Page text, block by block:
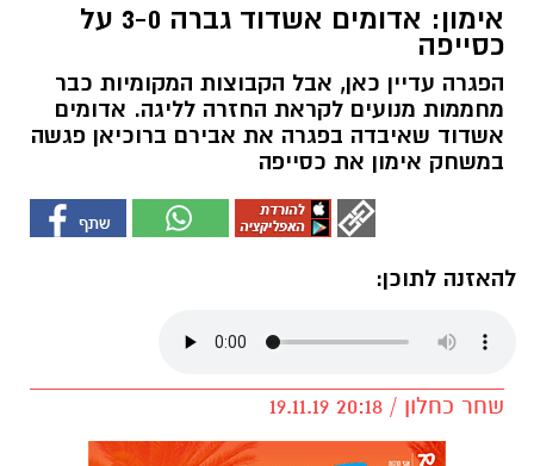
אימון: אדומים אשדוד גברה 3-0 על
כסייפה
הפגרה עדיין כאן, אבל הקבוצות המקומיות כבר
מחממות מנועים לקראת החזרה לליגה. אדומים
אשדוד שאיבדה בפגרה את אבירם ברוכיאן פגשה
במשחק אימון את כסייפה
להאזנה לתוכן:
שחר כחלון / 20:18 19.11.19